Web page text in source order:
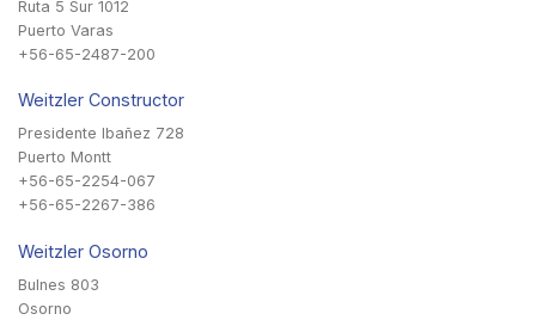
Ruta 5 Sur 1012
Puerto Varas
+56-65-2487-200
Weitzler Constructor
Presidente Ibañez 728
Puerto Montt
+56-65-2254-067
+56-65-2267-386
Weitzler Osorno
Bulnes 803
Osorno